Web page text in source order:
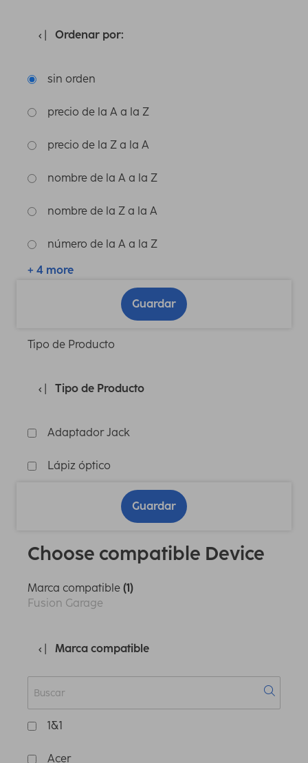
Ordenar por:
sin orden
precio de la A a la Z
precio de la Z a la A
nombre de la A a la Z
nombre de la Z a la A
número de la A a la Z
+ 4 more
Guardar
Tipo de Producto
Tipo de Producto
Adaptador Jack
Lápiz óptico
Guardar
Choose compatible Device
Marca compatible (1)
Fusion Garage
Marca compatible
1&1
Acer